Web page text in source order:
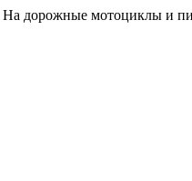
На дорожные мотоциклы и